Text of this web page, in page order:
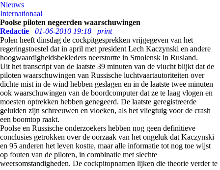
Nieuws
Internationaal
Poolse piloten negeerden waarschuwingen
Redactie
01-06-2010 19:18
print
Polen heeft dinsdag de cockpitgesprekken vrijgegeven van het
regeringstoestel dat in april met president Lech Kaczynski en andere
hoogwaardigheidsbekleders neerstortte in Smolensk in Rusland.
Uit het transcript van de laatste 39 minuten van de vlucht blijkt dat de
piloten waarschuwingen van Russische luchtvaartautoriteiten over
dichte mist in de wind hebben geslagen en in de laatste twee minuten
ook waarschuwingen van de boordcomputer dat ze te laag vlogen en
moesten optrekken hebben genegeerd. De laatste geregistreerde
geluiden zijn schreeuwen en vloeken, als het vliegtuig voor de crash
een boomtop raakt.
Poolse en Russische onderzoekers hebben nog geen definitieve
conclusies getrokken over de oorzaak van het ongeluk dat Kaczynski
en 95 anderen het leven kostte, maar alle informatie tot nog toe wijst
op fouten van de piloten, in combinatie met slechte
weersomstandigheden. De cockpitopnamen lijken die theorie verder te